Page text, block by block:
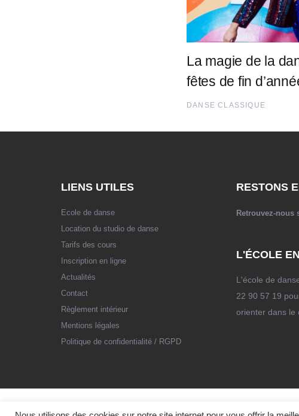
La magie de la
fêtes de fin
DANSE CLASSIQUE
LIENS UTILES
Ecole de danse
Location du studio de danse
Tarifs des cours
Inscription en ligne
Actualités
Contact
Règlement intérieur
Mentions légales
Politique de confidentialité / RGPD
RESTONS
Retrouvez-nous
L'ÉCOLE
L'école de
22 90 57 19
orienter dans le